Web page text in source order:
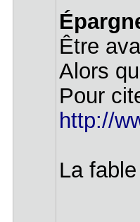
Être
Alors
Pour
http://
La